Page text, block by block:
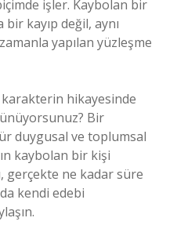
işler. Kaybolan bir
bir kayıp değil, aynı
yapılan yüzleşme
hikayesinde
Bir
duygusal ve toplumsal
kaybolan bir kişi
gerçekte ne kadar süre
kendi edebi